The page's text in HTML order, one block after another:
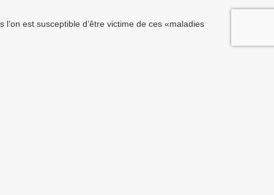
est susceptible d’être victime de ces «maladies